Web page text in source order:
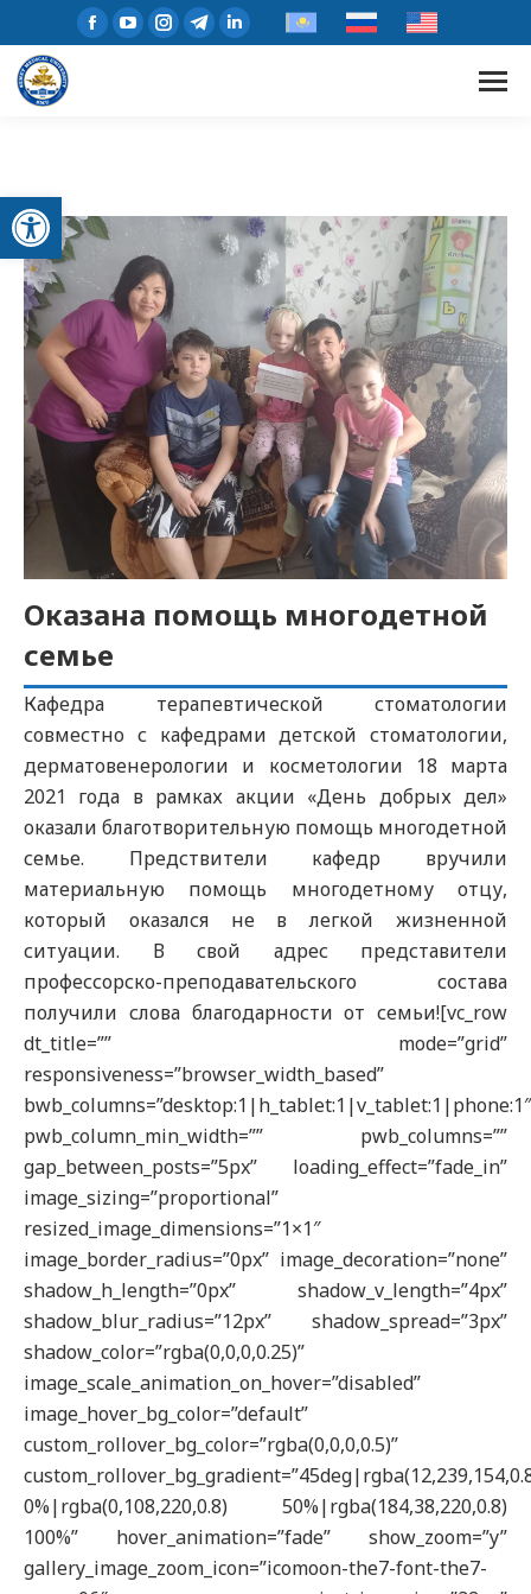
Открыть панель инструментов
Оказана помощь многодетной
семье
Кафедра терапевтической стоматологии
совместно с кафедрами детской стоматологии,
дерматовенерологии и косметологии 18 марта
2021 года в рамках акции «День добрых дел»
оказали благотворительную помощь многодетной
семье. Предствители кафедр вручили
материальную помощь многодетному отцу,
который оказался не в легкой жизненной
ситуации. В свой адрес представители
профессорско-преподавательского состава
получили слова благодарности от семьи![vc_row
dt_title=”” mode=”grid”
responsiveness=”browser_width_based”
bwb_columns=”desktop:1|h_tablet:1|v_tablet:1|phone:1″
pwb_column_min_width=”” pwb_columns=””
gap_between_posts=”5px” loading_effect=”fade_in”
image_sizing=”proportional”
resized_image_dimensions=”1×1″
image_border_radius=”0px” image_decoration=”none”
shadow_h_length=”0px” shadow_v_length=”4px”
shadow_blur_radius=”12px” shadow_spread=”3px”
shadow_color=”rgba(0,0,0,0.25)”
image_scale_animation_on_hover=”disabled”
image_hover_bg_color=”default”
custom_rollover_bg_color=”rgba(0,0,0,0.5)”
0%|rgba(0,108,220,0.8) 50%|rgba(184,38,220,0.8)
100%” hover_animation=”fade” show_zoom=”y”
gallery_image_zoom_icon=”icomoon-the7-font-the7-